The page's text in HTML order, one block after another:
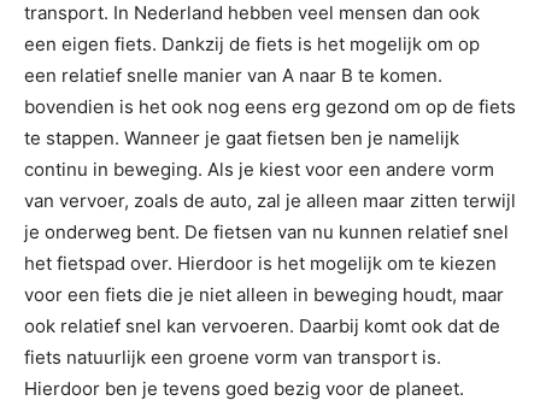
transport. In Nederland hebben veel mensen dan ook
een eigen fiets. Dankzij de fiets is het mogelijk om op
een relatief snelle manier van A naar B te komen.
bovendien is het ook nog eens erg gezond om op de fiets
te stappen. Wanneer je gaat fietsen ben je namelijk
continu in beweging. Als je kiest voor een andere vorm
van vervoer, zoals de auto, zal je alleen maar zitten terwijl
je onderweg bent. De fietsen van nu kunnen relatief snel
het fietspad over. Hierdoor is het mogelijk om te kiezen
voor een fiets die je niet alleen in beweging houdt, maar
ook relatief snel kan vervoeren. Daarbij komt ook dat de
fiets natuurlijk een groene vorm van transport is.
Hierdoor ben je tevens goed bezig voor de planeet.